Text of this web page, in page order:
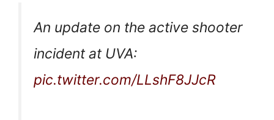
An update on the active shooter
incident at UVA:
pic.twitter.com/LLshF8JJcR